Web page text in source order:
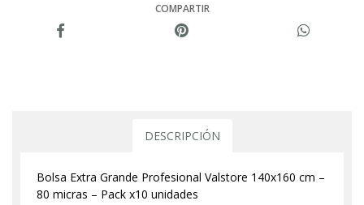
COMPARTIR
DESCRIPCIÓN
Bolsa Extra Grande Profesional Valstore 140x160 cm –
80 micras – Pack x10 unidades